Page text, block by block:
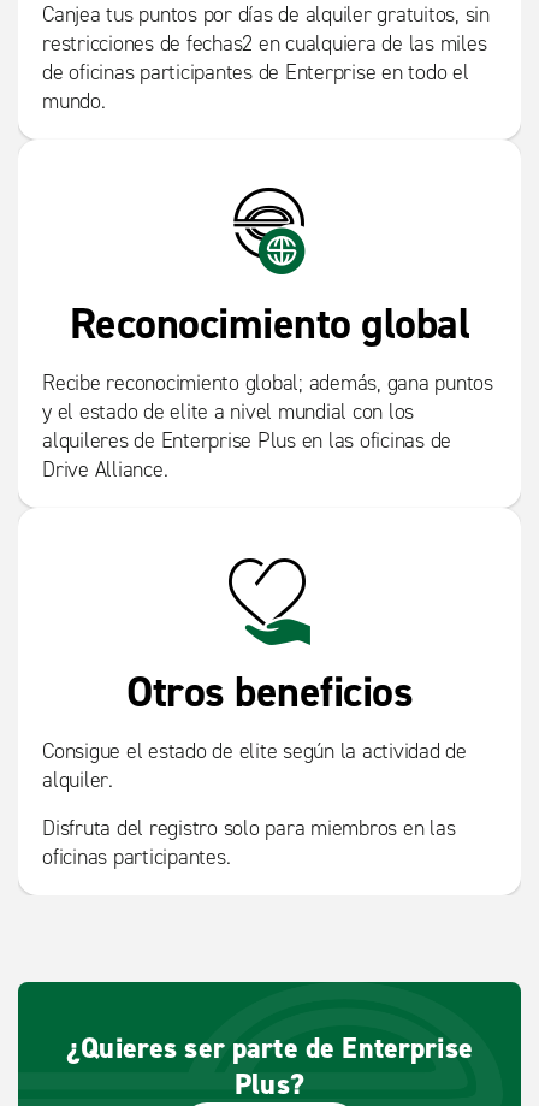
Canjea tus puntos por días de alquiler gratuitos, sin
restricciones de fechas2 en cualquiera de las miles
de oficinas participantes de Enterprise en todo el
mundo.
Reconocimiento global
Recibe reconocimiento global; además, gana puntos
y el estado de elite a nivel mundial con los
alquileres de Enterprise Plus en las oficinas de
Drive Alliance.
Otros beneficios
Consigue el estado de elite según la actividad de
alquiler.
Disfruta del registro solo para miembros en las
oficinas participantes.
¿Quieres ser parte de Enterprise
Plus?